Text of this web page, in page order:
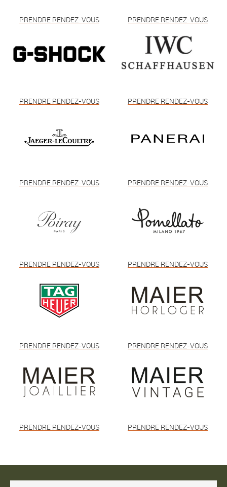
PRENDRE RENDEZ-VOUS PRENDRE RENDEZ-VOUS
PRENDRE RENDEZ-VOUS PRENDRE RENDEZ-VOUS
PRENDRE RENDEZ-VOUS PRENDRE RENDEZ-VOUS
PRENDRE RENDEZ-VOUS PRENDRE RENDEZ-VOUS
PRENDRE RENDEZ-VOUS PRENDRE RENDEZ-VOUS
PRENDRE RENDEZ-VOUS PRENDRE RENDEZ-VOUS